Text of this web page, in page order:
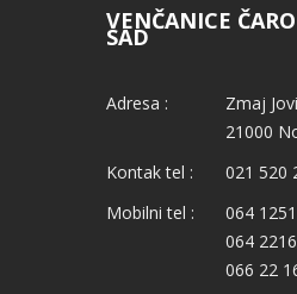
VENČANICE
SAD
Adresa :
Zmaj
21000
Kontak tel :
021 520
Mobilni tel :
064
064
066 22